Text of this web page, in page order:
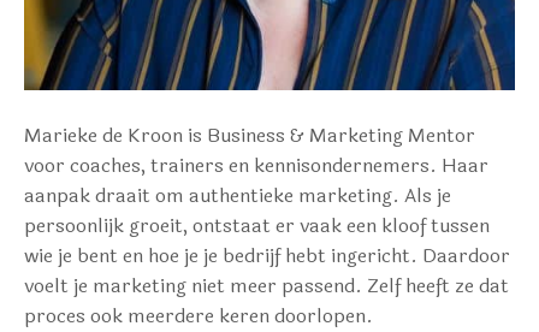
Marieke de Kroon is Business & Marketing Mentor
voor coaches, trainers en kennisondernemers. Haar
aanpak draait om authentieke marketing. Als je
persoonlijk groeit, ontstaat er vaak een kloof tussen
wie je bent en hoe je je bedrijf hebt ingericht. Daardoor
voelt je marketing niet meer passend. Zelf heeft ze dat
proces ook meerdere keren doorlopen.